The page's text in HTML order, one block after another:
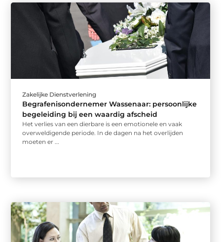
Zakelijke Dienstverlening
Begrafenisondernemer Wassenaar: persoonlijke
begeleiding bij een waardig afscheid
Het verlies van een dierbare is een emotionele en vaak
overweldigende periode. In de dagen na het overlijden
moeten er ...